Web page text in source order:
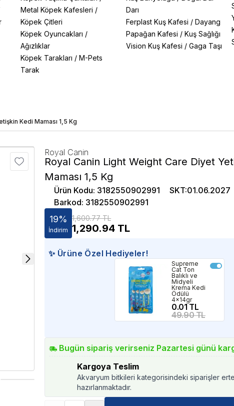
Metal Köpek Kafesleri /
Köpek Çitleri
Köpek Oyuncakları /
Ağızlıklar
Köpek Tarakları /M-Pets
Tarak
Darı
Ferplast Kuş Kafesi / Dayang
Papağan Kafesi / Kuş Sağlığı
Vision Kuş Kafesi / Gaga Taşı
Kedi Maması 1,5 Kg
Royal Canin
Royal Canin Light Weight Care Diyet
Maması 1,5 Kg
Ürün Kodu: 3182550902991 SKT:01.06.2027
Barkod: 3182550902991
19%
İndirim
1,600.77 TL
1,290.94 TL
✨ Ürüne Özel Hediyeler!
Supreme
Cat Ton
Balıklı ve
Midyeli
Krema Kedi
Ödülü
4x14gr
0.01 TL
49.90 TL
Bugün sipariş verirseniz Pazartesi günü
Kargoya Teslim
Akvaryum bitkileri kategorisindeki siparişler
hazırlanmaktadır.